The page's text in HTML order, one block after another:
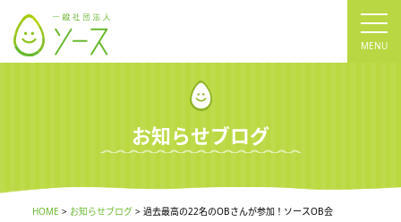
お知らせブログ
HOME お知らせブログ 過去最高の22名のOBさんが参加！ソースOB会